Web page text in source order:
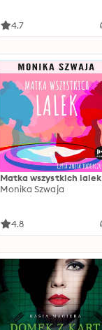
4.7
Matka wszystkich lalek
Monika Szwaja
4.8